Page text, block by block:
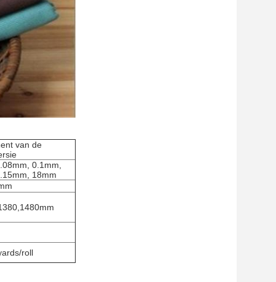
van de
0.1mm,
18mm
roll